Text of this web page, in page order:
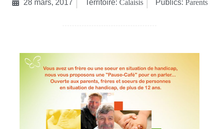
28 mars, 2017 Territoire: Calaisis Publics: Parents